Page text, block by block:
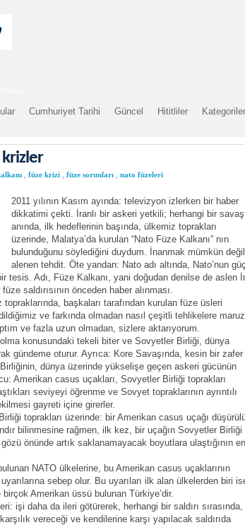
Cumhuriyet Tarihi Güncel Hititliler
krizler
füze krizi füze sorunları nato füzeleri
2011 yılının Kasım ayında: televizyon izlerken bir haber
dikkatimi çekti. İranlı bir askeri yetkili; herhangi bir savaş
anında, ilk hedeflerinin başında, ülkemiz toprakları
üzerinde, Malatya’da kurulan “Nato Füze Kalkanı” nın
bulunduğunu söylediğini duydum. İnanmak mümkün
alenen tehdit. Öte yandan: Nato adı altında, Nato’nun
tesis. Adı, Füze Kalkanı, yani doğudan denilse de aslen
saldırısının önceden haber alınması.
başkaları tarafından kurulan füze üsleri
ve farkında olmadan nasıl çeşitli tehlikelere maruz
ve fazla uzun olmadan, sizlere aktarıyorum.
olma konusundaki tekeli biter ve Sovyetler Birliği, dünya
gündeme oturur. Ayrıca: Kore Savaşında, kesin bir zafer
dünya üzerinde yükselişe geçen askeri gücünün
Amerikan casus uçakları, Sovyetler Birliği toprakları
seviyeyi öğrenme ve Sovyet topraklarının ayrıntılı
gayreti içine girerler.
toprakları üzerinde: bir Amerikan casus uçağı
bilinmesine rağmen, ilk kez, bir uçağın Sovyetler Birliği
önünde artık saklanamayacak boyutlara ulaştığının en
NATO ülkelerine, bu Amerikan casus uçaklarının
sebep olur. Bu uyarıları ilk alan ülkelerden biri
Amerikan üssü bulunan Türkiye’dir.
işi daha da ileri götürerek, herhangi bir saldırı sırasında,
vereceği ve kendilerine karşı yapılacak saldırıda